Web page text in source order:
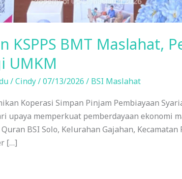
KSPPS BMT Maslahat,
UMKM
/Cindy/07/13/2026 / BSI Maslahat
Koperasi Simpan Pinjam Pembiayaan
upaya memperkuat pemberdayaan ekonomi
BSI Solo, Kelurahan Gajahan,
[…]